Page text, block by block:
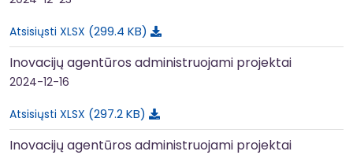
Atsisiųsti XLSX 299.4 KB
Inovacijų agentūros administruojami projektai
2024-12-16
Atsisiųsti XLSX 297.2 KB
Inovacijų agentūros administruojami projektai